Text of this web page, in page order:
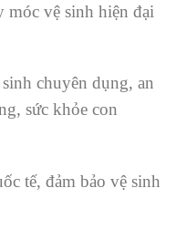
vệ sinh hiện đại
chuyên dụng, an
sức khỏe con
tế, đảm bảo vệ sinh